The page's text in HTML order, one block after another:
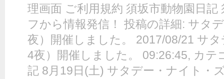
理画面 ご利用規約 須坂市動物園日
フから情報発信！ 投稿の詳細: サタ
夜）開催しました。 2017/08/21 サ
4夜）開催しました。 09:26:45, カテ
記 8月19日(土) サタデー・ナイト・